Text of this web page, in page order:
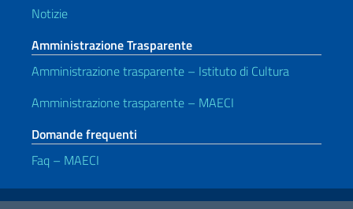
Notizie
Amministrazione Trasparente
Amministrazione trasparente – Istituto di Cultura
Amministrazione trasparente – MAECI
Domande frequenti
Faq – MAECI
Link Utili